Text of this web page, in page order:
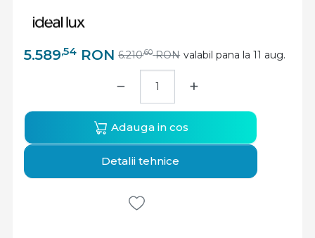
5.589,54 RON 6.210,60 RON valabil pana la 11 aug.
− +
Adauga in cos
Detalii tehnice